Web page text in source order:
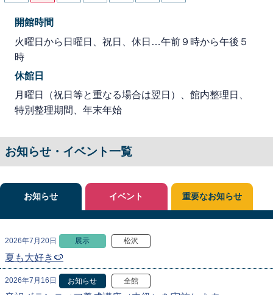
開館時間
火曜日から日曜日、祝日、休日…午前９時から午後５
時
休館日
月曜日（祝日等と重なる場合は翌日）、館内整理日、
特別整理期間、年末年始
お知らせ・イベント一覧
お知らせ
2026年7月20日 展示 松沢
夏も大好き🍉
2026年7月16日 お知らせ 全館
イベント 重要なお知らせ